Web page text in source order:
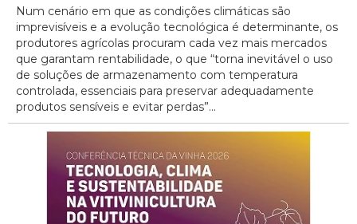
Num cenário em que as condições climáticas são
imprevisíveis e a evolução tecnológica é determinante, os
produtores agrícolas procuram cada vez mais mercados
que garantam rentabilidade, o que “torna inevitável o uso
de soluções de armazenamento com temperatura
controlada, essenciais para preservar adequadamente
produtos sensíveis e evitar perdas”...